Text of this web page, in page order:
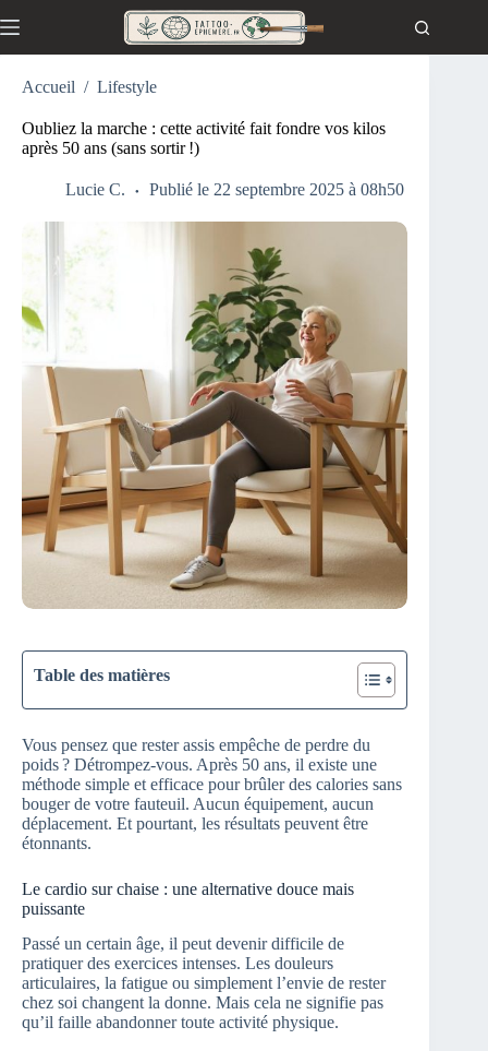
au
Accueil / Lifestyle
Oubliez la marche : cette activité fait fondre vos kilos
après 50 ans (sans sortir !)
Lucie C. Publié le 22 septembre 2025 à 08h50
Table des matières
Vous pensez que rester assis empêche de perdre du
poids ? Détrompez-vous. Après 50 ans, il existe une
méthode simple et efficace pour brûler des calories sans
bouger de votre fauteuil. Aucun équipement, aucun
déplacement. Et pourtant, les résultats peuvent être
étonnants.
Le cardio sur chaise : une alternative douce mais
puissante
Passé un certain âge, il peut devenir difficile de
pratiquer des exercices intenses. Les douleurs
articulaires, la fatigue ou simplement l’envie de rester
chez soi changent la donne. Mais cela ne signifie pas
qu’il faille abandonner toute activité physique.